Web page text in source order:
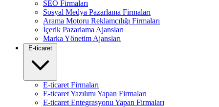
SEO Firmaları
Sosyal Medya Pazarlama Firmaları
Arama Motoru Reklamcılığı Firmaları
İçerik Pazarlama Ajansları
Marka Yönetim Ajansları
E-ticaret
E-ticaret Firmaları
E-ticaret Yazılımı Yapan Firmaları
E-ticaret Entegrasyonu Yapan Firmaları